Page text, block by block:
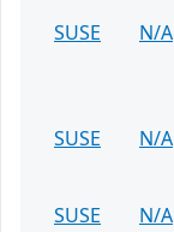
SUSE
N/A
SUSE
N/A
SUSE
N/A